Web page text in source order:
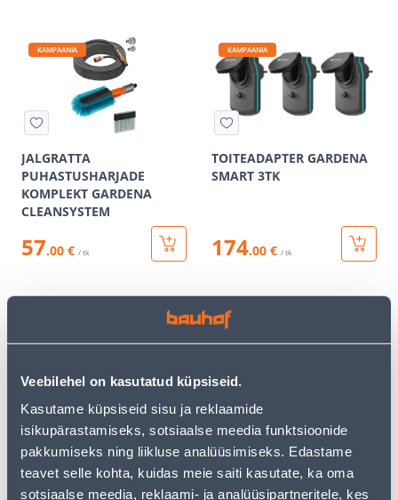
Veebilehel on kasutatud küpsiseid.
Kasutame küpsiseid sisu ja reklaamide
isikupärastamiseks, sotsiaalse meedia funktsioonide
pakkumiseks ning liikluse analüüsimiseks. Edastame
teavet selle kohta, kuidas meie saiti kasutate, ka oma
sotsiaalse meedia, reklaami- ja analüüsipartneritele, kes
KAMPAANIA
JALGRATTA
PUHASTUSHARJADE
KOMPLEKT GARDENA
CLEANSYSTEM
57.00 € / tk
KAMPAANIA
TOITEADAPTER GARDENA
SMART 3TK
174.00 € / tk
AKUOKSALÕIKUR
GARDENA HIGHCUT
360/18V P4A, AKU JA
LAADIJAGA
KAMPAANIA
OKSALÕIKUR GARDENA
EASYCUT 110/18V P4A,
ILMA AKU JA LAADIJATA